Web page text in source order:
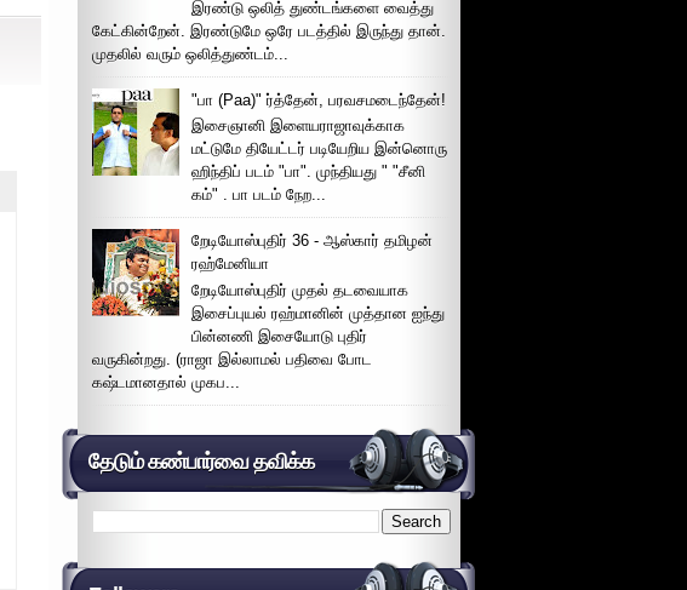
இரண்டு ஒலித் துண்டங்களை வைத்து
கேட்கின்றேன். இரண்டுமே ஒரே படத்தில் இருந்து தான்.
முதலில் வரும் ஒலித்துண்டம்...
"பா (Paa)" ர்த்தேன், பரவசமடைந்தேன்!
இசைஞானி இளையராஜாவுக்காக
மட்டுமே தியேட்டர் படியேறிய இன்னொரு
ஹிந்திப் படம் "பா". முந்தியது " "சீனி
கம்" . பா படம் நேற...
றேடியோஸ்புதிர் 36 - ஆஸ்கார் தமிழன்
ரஹ்மேனியா
றேடியோஸ்புதிர் முதல் தடவையாக
இசைப்புயல் ரஹ்மானின் முத்தான ஐந்து
பின்னணி இசையோடு புதிர்
வருகின்றது. (ராஜா இல்லாமல் பதிவை போட
கஷ்டமானதால் முகப...
தேடும் கண்பார்வை தவிக்க